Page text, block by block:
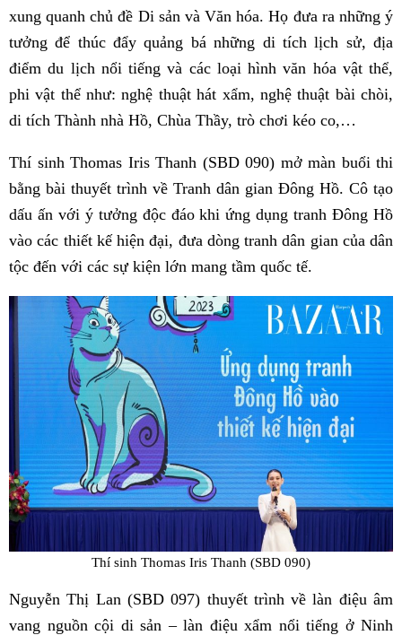
xung quanh chủ đề Di sản và Văn hóa. Họ đưa ra những ý
tưởng để thúc đẩy quảng bá những di tích lịch sử, địa
điểm du lịch nổi tiếng và các loại hình văn hóa vật thể,
phi vật thể như: nghệ thuật hát xẩm, nghệ thuật bài chòi,
di tích Thành nhà Hồ, Chùa Thầy, trò chơi kéo co,…
Thí sinh Thomas Iris Thanh (SBD 090) mở màn buổi thi
bằng bài thuyết trình về Tranh dân gian Đông Hồ. Cô tạo
dấu ấn với ý tưởng độc đáo khi ứng dụng tranh Đông Hồ
vào các thiết kế hiện đại, đưa dòng tranh dân gian của dân
tộc đến với các sự kiện lớn mang tầm quốc tế.
Thí sinh Thomas Iris Thanh (SBD 090)
Nguyễn Thị Lan (SBD 097) thuyết trình về làn điệu âm
vang nguồn cội di sản – làn điệu xẩm nổi tiếng ở Ninh